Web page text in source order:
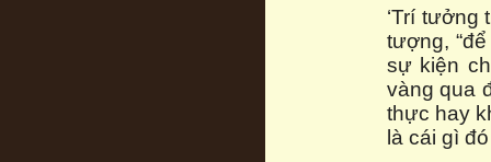
‘Trí tưởng
tượng,
sự kiện
vàng qua
thực hay
là cái gì